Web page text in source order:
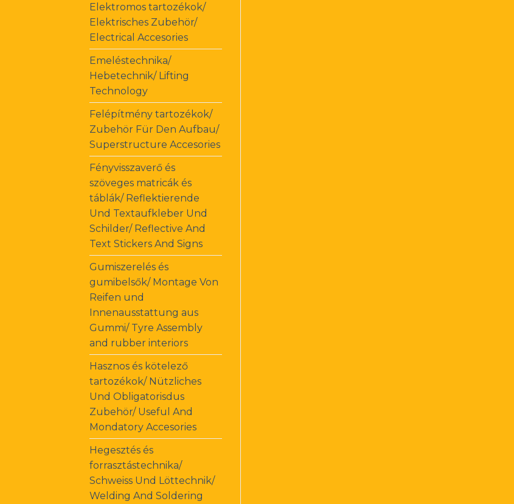
Elektromos tartozékok/
Elektrisches Zubehör/
Electrical Accesories
Emeléstechnika/
Hebetechnik/ Lifting
Technology
Felépítmény tartozékok/
Zubehör Für Den Aufbau/
Superstructure Accesories
Fényvisszaverő és
szöveges matricák és
táblák/ Reflektierende
Und Textaufkleber Und
Schilder/ Reflective And
Text Stickers And Signs
Gumiszerelés és
gumibelsők/ Montage Von
Reifen und
Innenausstattung aus
Gummi/ Tyre Assembly
and rubber interiors
Hasznos és kötelező
tartozékok/ Nützliches
Und Obligatorisdus
Zubehör/ Useful And
Mondatory Accesories
Hegesztés és
forrasztástechnika/
Schweiss Und Löttechnik/
Welding And Soldering